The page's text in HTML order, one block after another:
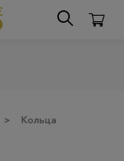
>
Кольца